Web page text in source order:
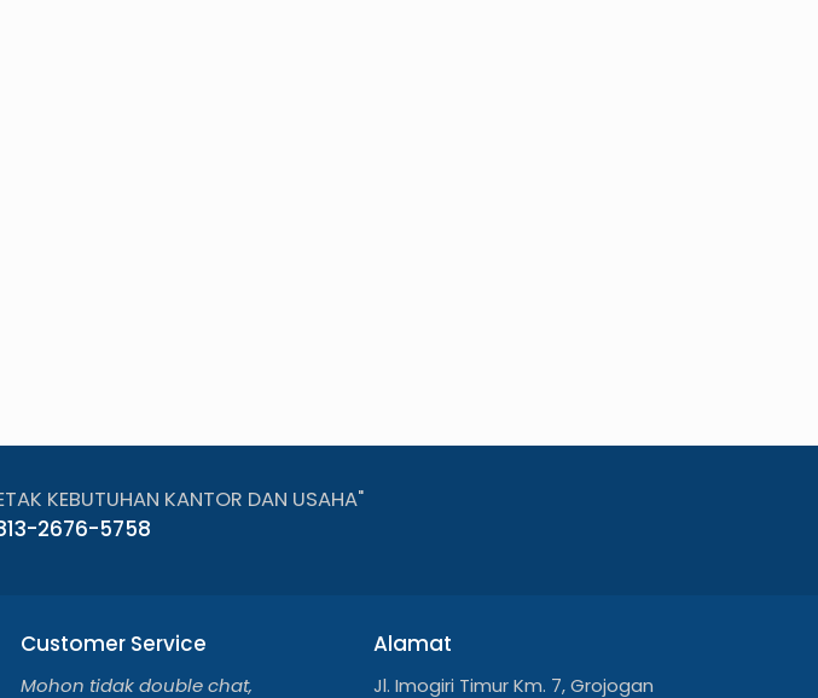
KEBUTUHAN KANTOR DAN USAHA"
2676-5758
Customer Service
Mohon tidak double chat,
Alamat
Jl. Imogiri Timur Km. 7, Grojogan